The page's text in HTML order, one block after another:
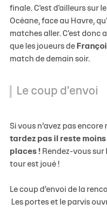
finale. C'est d'ailleurs sur
Océane, face au Havre,
matches aller. C'est donc
que les joueurs de
match de demain soir.
Le coup d’envoi
Si vous n’avez pas
tardez pas il reste
places ! Rendez-vous sur
tour est joué !
Le coup d’envoi de la
Les portes et le parvis